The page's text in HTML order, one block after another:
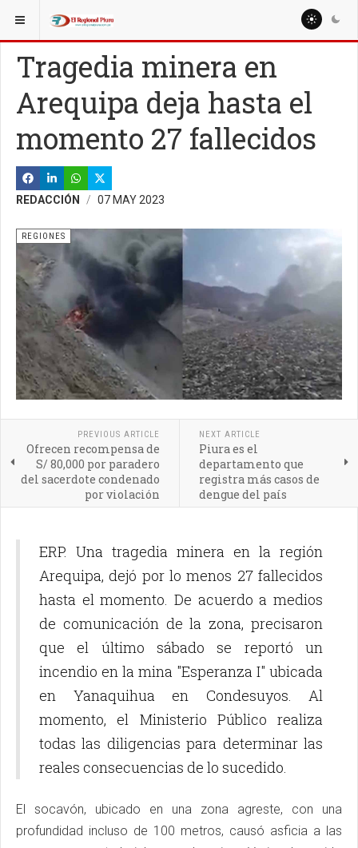
ESTÁ AQUÍ: NACIONALES
Tragedia minera en
Arequipa deja hasta el
momento 27 fallecidos
REDACCIÓN 07 MAY 2023
REGIONES
PREVIOUS ARTICLE
Ofrecen recompensa de
S/ 80,000 por paradero
del sacerdote condenado
por violación
NEXT ARTICLE
Piura es el
departamento que
registra más casos de
dengue del país
ERP. Una tragedia minera en la región
Arequipa, dejó por lo menos 27 fallecidos
hasta el momento. De acuerdo a medios
de comunicación de la zona, precisaron
que el último sábado se reportó un
incendio en la mina "Esperanza I" ubicada
en Yanaquihua en Condesuyos. Al
momento, el Ministerio Público realiza
todas las diligencias para determinar las
reales consecuencias de lo sucedido.
El socavón, ubicado en una zona agreste, con una
profundidad incluso de 100 metros, causó asficia a las